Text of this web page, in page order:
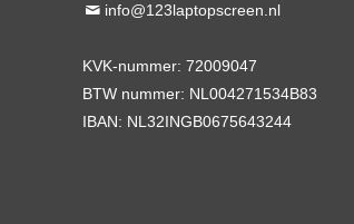
info@123laptopscreen.nl
KVK-nummer: 72009047
BTW nummer: NL004271534B83
IBAN: NL32INGB0675643244